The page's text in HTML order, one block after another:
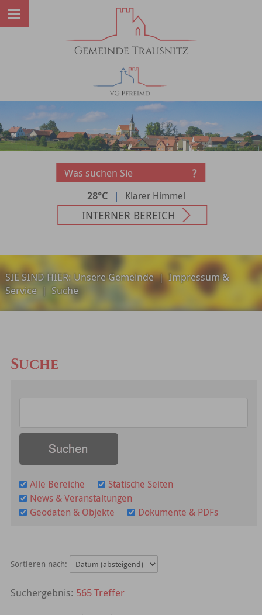
28°C | Klarer Himmel
INTERNER BEREICH
SIE SIND HIER:Unsere Gemeinde|Impressum &
Service | Suche
Suche
Alle Bereiche
Statische Seiten
News & Veranstaltungen
Geodaten & Objekte
Dokumente & PDFs
Sortieren nach:
565 Treffer